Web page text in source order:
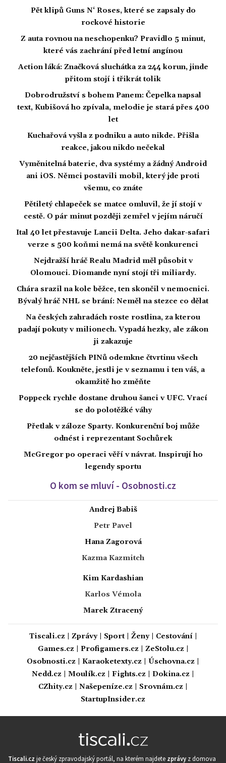
Pět klipů Guns N‘ Roses, které se zapsaly do
rockové historie
Z auta rovnou na neschopenku? Pravidlo 5 minut,
které vás zachrání před letní angínou
Action láká: Značková sluchátka za 244 korun, jinde
přitom stojí i třikrát tolik
Dobrodružství s bohem Panem: Čepelka napsal
text, Kubišová ho zpívala, melodie je stará přes 400
let
Kuchařová vyšla z podniku a auto nikde. Přišla
reakce, jakou nikdo nečekal
Vyměnitelná baterie, dva systémy a žádný Android
ani iOS. Němci postavili mobil, který jde proti
všemu, co znáte
Pětiletý chlapeček se matce omluvil, že jí stojí v
cestě. O pár minut později zemřel v jejím náručí
Ital 40 let přestavuje Lancii Delta. Jeho dakar-safari
verze s 500 koňmi nemá na světě konkurenci
Nejdražší hráč Realu Madrid měl působit v
Olomouci. Diomande nyní stojí tři miliardy.
Chára srazil na kole běžce, ten skončil v nemocnici.
Bývalý hráč NHL se brání: Neměl na stezce co dělat
Na českých zahradách roste rostlina, za kterou
padají pokuty v milionech. Vypadá hezky, ale zákon
ji zakazuje
20 nejčastějších PINů odemkne čtvrtinu všech
telefonů. Koukněte, jestli je v seznamu i ten váš, a
okamžitě ho změňte
Poppeck rychle dostane druhou šanci v UFC. Vrací
se do polotěžké váhy
Přetlak v záloze Sparty. Konkurenční boj může
odnést i reprezentant Sochůrek
McGregor po operaci věří v návrat. Inspirují ho
legendy sportu
O kom se mluví - Osobnosti.cz
Andrej Babiš
Petr Pavel
Hana Zagorová
Kazma Kazmitch
Kim Kardashian
Karlos Vémola
Marek Ztracený
Tiscali.cz Zprávy| Sport| Ženy| Cestování|
Games.cz
Profigamers.cz ZeStolu.cz
Osobnosti.cz
Karaoketexty.cz Úschovna.cz
Nedd.cz
Moulík.cz Fights.cz Dokina.cz
CZhity.cz
Našepeníze.cz Srovnám.cz
StartupInsider.cz
Tiscali.cz je český zpravodajský portál, na kterém najdete zprávy z domova